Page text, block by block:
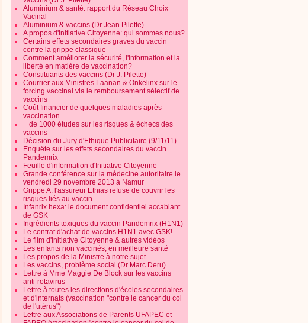
Aluminium & santé: rapport du Réseau Choix
Vacinal
Aluminium & vaccins (Dr Jean Pilette)
A propos d'Initiative Citoyenne: qui sommes nous?
Certains effets secondaires graves du vaccin
contre la grippe classique
Comment améliorer la sécurité, l'information et la
liberté en matière de vaccination?
Constituants des vaccins (Dr J. Pilette)
Courrier aux Ministres Laanan & Onkelinx sur le
forcing vaccinal via le remboursement sélectif de
vaccins
Coût financier de quelques maladies après
vaccination
+ de 1000 études sur les risques & échecs des
vaccins
Décision du Jury d'Ethique Publicitaire (9/11/11)
Enquête sur les effets secondaires du vaccin
Pandemrix
Feuille d'information d'Initiative Citoyenne
Grande conférence sur la médecine autoritaire le
vendredi 29 novembre 2013 à Namur
Grippe A: l'assureur Ethias refuse de couvrir les
risques liés au vaccin
Infanrix hexa: le document confidentiel accablant
de GSK
Ingrédients toxiques du vaccin Pandemrix (H1N1)
Le contrat d'achat de vaccins H1N1 avec GSK!
Le film d'Initiative Citoyenne & autres vidéos
Les enfants non vaccinés, en meilleure santé
Les propos de la Ministre à notre sujet
Les vaccins, problème social (Dr Marc Deru)
Lettre à Mme Maggie De Block sur les vaccins
anti-rotavirus
Lettre à toutes les directions d'écoles secondaires
et d'internats (vaccination "contre le cancer du col
de l'utérus")
Lettre aux Associations de Parents UFAPEC et